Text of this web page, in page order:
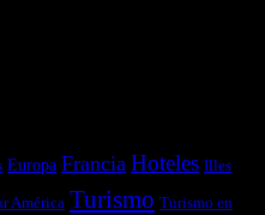
Europa Francia Hoteles Illes
América Turismo Turismo en